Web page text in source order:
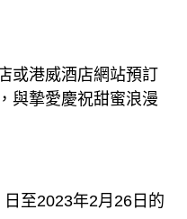
或港威酒店網站預訂
與摯愛慶祝甜蜜浪漫
至2023年2月26日的